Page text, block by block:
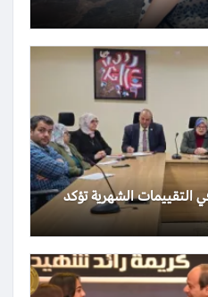
التقييمات الشهرية تؤكد